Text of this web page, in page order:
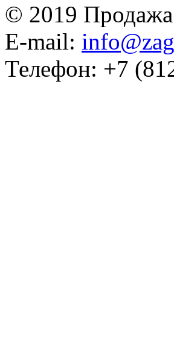
© 2019 Продажа
E-mail:
Телефон: +7